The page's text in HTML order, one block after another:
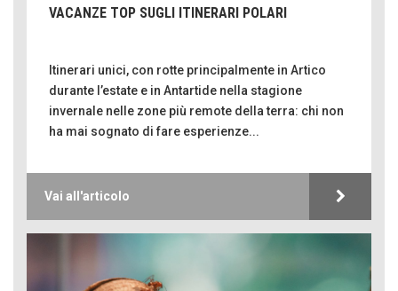
VACANZE TOP SUGLI ITINERARI POLARI
Itinerari unici, con rotte principalmente in Artico
durante l’estate e in Antartide nella stagione
invernale nelle zone più remote della terra: chi non
ha mai sognato di fare esperienze...
Vai all'articolo